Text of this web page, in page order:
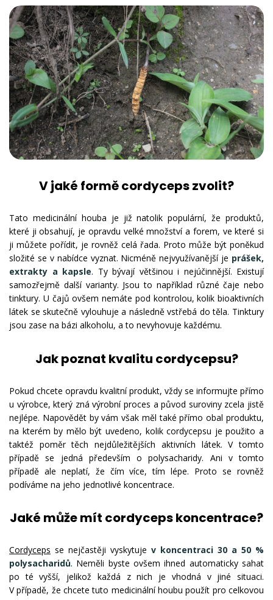
V jaké formě cordyceps zvolit?
Tato medicinální houba je již natolik populární, že produktů,
které ji obsahují, je opravdu velké množství a forem, ve které si
ji můžete pořídit, je rovněž celá řada. Proto může být poněkud
složité se v nabídce vyznat. Nicméně nejvyužívanější je prášek,
extrakty a kapsle. Ty bývají většinou i nejúčinnější. Existují
samozřejmě další varianty. Jsou to například různé čaje nebo
tinktury. U čajů ovšem nemáte pod kontrolou, kolik bioaktivních
látek se skutečně vylouhuje a následně vstřebá do těla. Tinktury
jsou zase na bázi alkoholu, a to nevyhovuje každému.
Jak poznat kvalitu cordycepsu?
Pokud chcete opravdu kvalitní produkt, vždy se informujte přímo
u výrobce, který zná výrobní proces a původ suroviny zcela jistě
nejlépe. Napovědět by vám však měl také přímo obal produktu,
na kterém by mělo být uvedeno, kolik cordycepsu je použito a
taktéž poměr těch nejdůležitějších aktivních látek. V tomto
případě se jedná především o polysacharidy. Ani v tomto
případě ale neplatí, že čím více, tím lépe. Proto se rovněž
podíváme na jeho jednotlivé koncentrace.
Jaké může mít cordyceps koncentrace?
Cordyceps se nejčastěji vyskytuje v koncentraci 30 a 50 %
polysacharidů. Neměli byste ovšem ihned automaticky sahat
po té vyšší, jelikož každá z nich je vhodná v jiné situaci.
V případě, že chcete tuto medicinální houbu použít pro celkovou